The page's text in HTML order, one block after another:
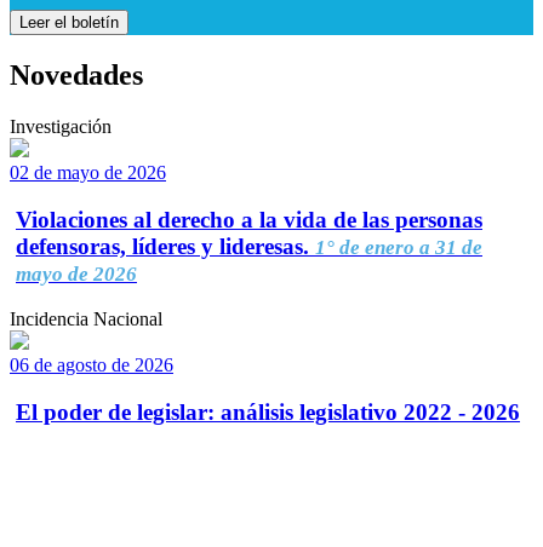
Leer el boletín
Novedades
Investigación
02 de mayo de 2026
Violaciones al derecho a la vida de las personas
defensoras, líderes y lideresas. 1° de enero a 31 de
mayo de 2026
Incidencia Nacional
06 de agosto de 2026
El poder de legislar: análisis legislativo 2022 - 2026